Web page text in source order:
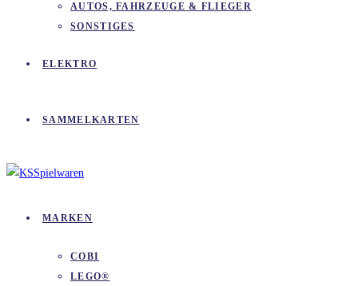
AUTOS, FAHRZEUGE & FLIEGER
SONSTIGES
ELEKTRO
SAMMELKARTEN
MARKEN
COBI
LEGO®